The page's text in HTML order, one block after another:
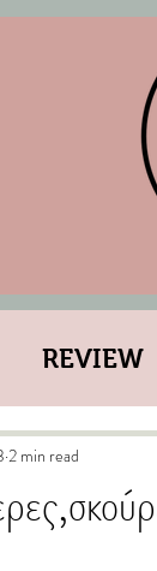
REVIEW
2 min read